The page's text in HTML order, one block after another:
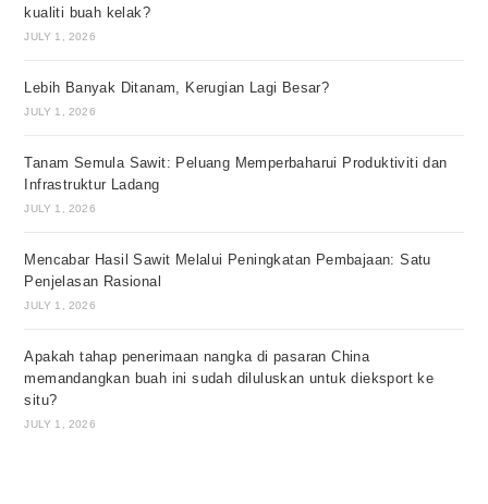
kualiti buah kelak?
JULY 1, 2026
Lebih Banyak Ditanam, Kerugian Lagi Besar?
JULY 1, 2026
Tanam Semula Sawit: Peluang Memperbaharui Produktiviti dan
Infrastruktur Ladang
JULY 1, 2026
Mencabar Hasil Sawit Melalui Peningkatan Pembajaan: Satu
Penjelasan Rasional
JULY 1, 2026
Apakah tahap penerimaan nangka di pasaran China
memandangkan buah ini sudah diluluskan untuk dieksport ke
situ?
JULY 1, 2026